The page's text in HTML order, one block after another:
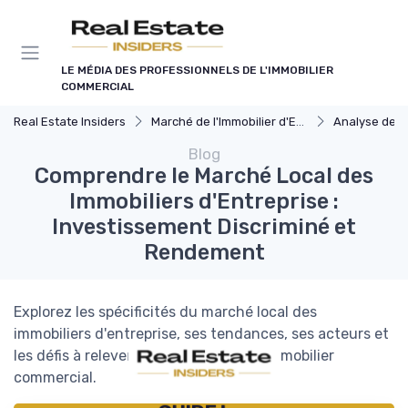
LE MÉDIA DES PROFESSIONNELS DE L'IMMOBILIER
COMMERCIAL
Real Estate Insiders Marché de l'Immobilier d'Entreprise Analyse des
Blog
Comprendre le Marché Local des
Immobiliers d'Entreprise :
Investissement Discriminé et
Rendement
Explorez les spécificités du marché local des
immobiliers d'entreprise, ses tendances, ses acteurs et
les défis à relever pour réussir dans l'immobilier
commercial.